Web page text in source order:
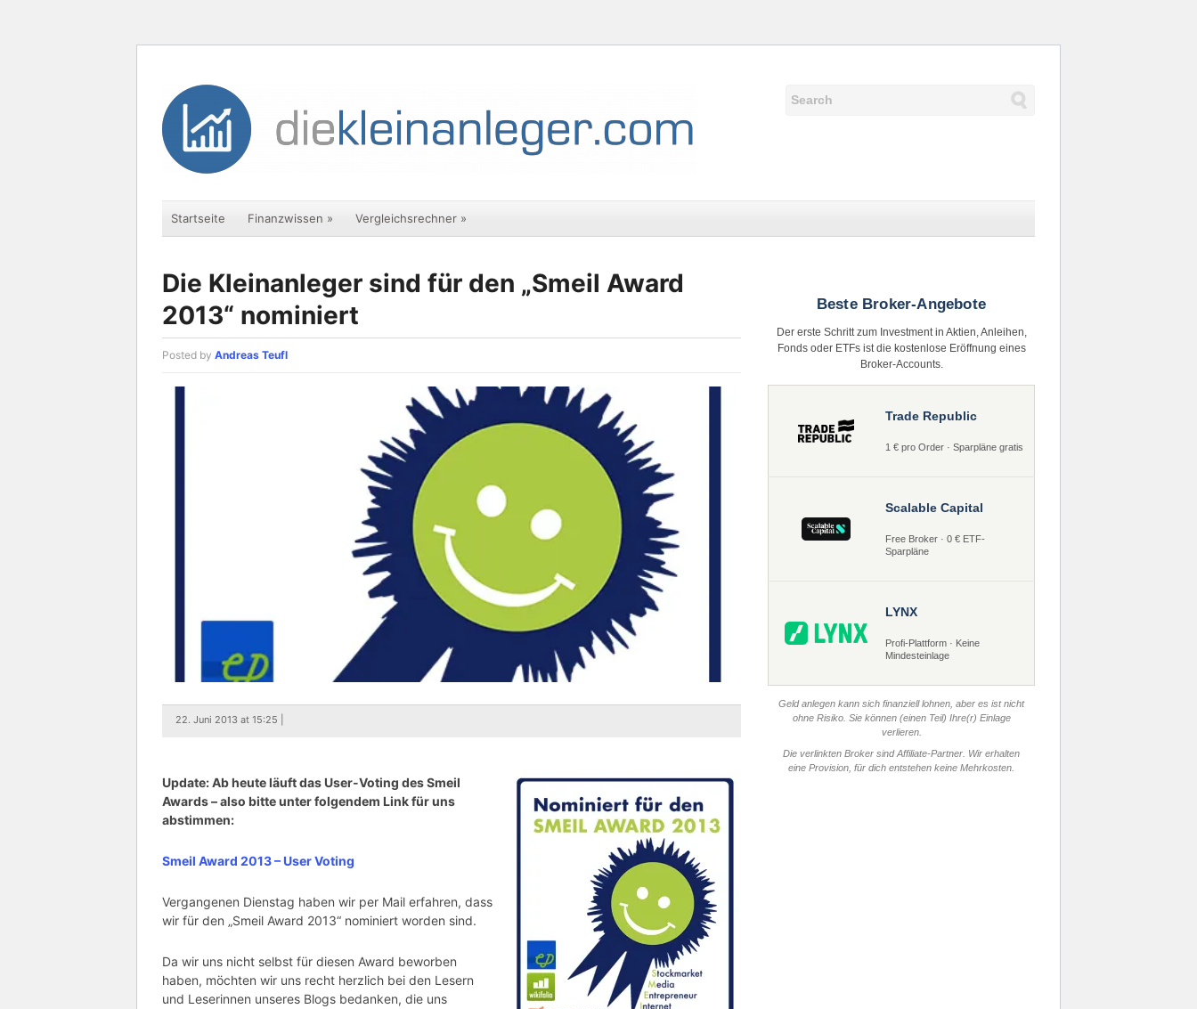
Startseite Finanzwissen » Vergleichsrechner »
Die Kleinanleger sind für den „Smeil Award
2013“ nominiert
Posted by Andreas Teufl
22. Juni 2013 at 15:25 |
Update: Ab heute läuft das User-Voting des Smeil
Awards – also bitte unter folgendem Link für uns
abstimmen:
Smeil Award 2013 – User Voting
Vergangenen Dienstag haben wir per Mail erfahren, dass
wir für den „Smeil Award 2013“ nominiert worden sind.
Da wir uns nicht selbst für diesen Award beworben
haben, möchten wir uns recht herzlich bei den Lesern
und Leserinnen unseres Blogs bedanken, die uns
Beste Broker-Angebote
Der erste Schritt zum Investment in Aktien, Anleihen,
Fonds oder ETFs ist die kostenlose Eröffnung eines
Broker-Accounts.
Trade Republic
1 € pro Order · Sparpläne gratis
Scalable Capital
Free Broker · 0 € ETF-
Sparpläne
LYNX
Profi-Plattform · Keine
Mindesteinlage
Geld anlegen kann sich finanziell lohnen, aber es ist nicht
ohne Risiko. Sie können (einen Teil) Ihre(r) Einlage
verlieren.
Die verlinkten Broker sind Affiliate-Partner. Wir erhalten
eine Provision, für dich entstehen keine Mehrkosten.